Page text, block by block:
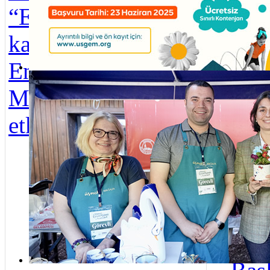
Üsküdar Belediyesi Yaz Okulu kayıtları başladı
“Engelliler Haftası”
kapsamında
Engelsiz Yaşam
Merkezi’nde
etkinlik düze...